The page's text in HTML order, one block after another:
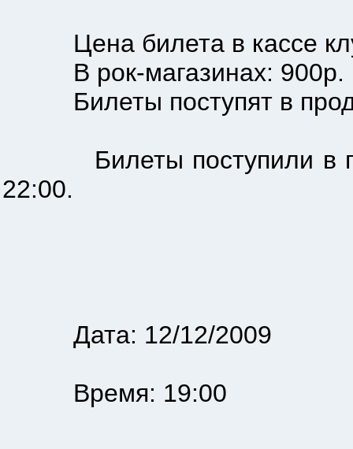
Цена билета в кассе
В рок-магазинах: 900р.
Билеты поступят в
Билеты поступили в
22:00.
Дата: 12/12/2009
Время: 19:00